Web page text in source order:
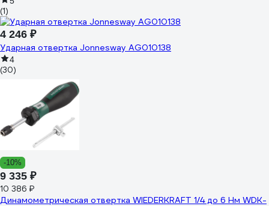
(1)
4 246 ₽
Ударная отвертка Jonnesway AG010138
4
(30)
-10%
9 335 ₽
10 386 ₽
Динамометрическая отвертка WIEDERKRAFT 1/4 до 6 Нм WDK-